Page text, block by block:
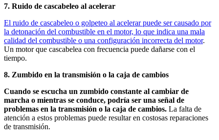
7. Ruido de cascabeleo al acelerar
El ruido de cascabeleo o golpeteo al acelerar puede ser causado por
la detonación del combustible en el motor, lo que indica una mala
calidad del combustible o una configuración incorrecta del motor.
Un motor que cascabelea con frecuencia puede dañarse con el
tiempo.
8. Zumbido en la transmisión o la caja de cambios
Cuando se escucha un zumbido constante al cambiar de
marcha o mientras se conduce, podría ser una señal de
problemas en la transmisión o la caja de cambios. La falta de
atención a estos problemas puede resultar en costosas reparaciones
de transmisión.